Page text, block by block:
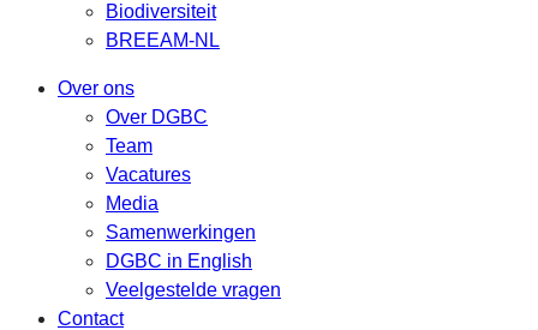
Biodiversiteit
BREEAM-NL
Over ons
Over DGBC
Team
Vacatures
Media
Samenwerkingen
DGBC in English
Veelgestelde vragen
Contact